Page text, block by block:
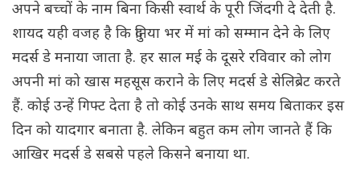
अपने बच्चों के नाम बिना किसी स्वार्थ के पूरी जिंदगी दे देती है.
शायद यही वजह है कि दुनिया भर में मां को सम्मान देने के लिए
मदर्स डे मनाया जाता है. हर साल मई के दूसरे रविवार को लोग
अपनी मां को खास महसूस कराने के लिए मदर्स डे सेलिब्रेट करते
हैं. कोई उन्हें गिफ्ट देता है तो कोई उनके साथ समय बिताकर इस
दिन को यादगार बनाता है. लेकिन बहुत कम लोग जानते हैं कि
आखिर मदर्स डे सबसे पहले किसने बनाया था.